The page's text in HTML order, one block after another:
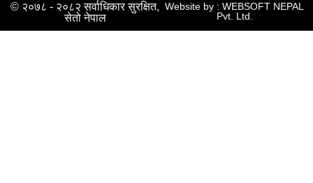
© २०७८ - २०८२ सर्वाधिकार सुरक्षित,
सेतो नेपाल
Website by : WEBSOFT NEPAL
Pvt. Ltd.